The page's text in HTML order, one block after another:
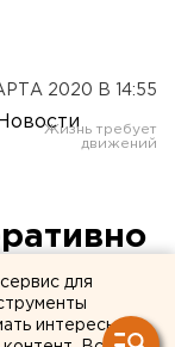
2020 В 14:55
для
интересы